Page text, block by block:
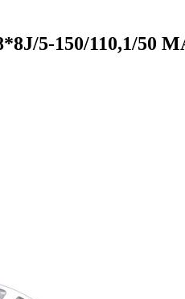
5-150/110,1/50